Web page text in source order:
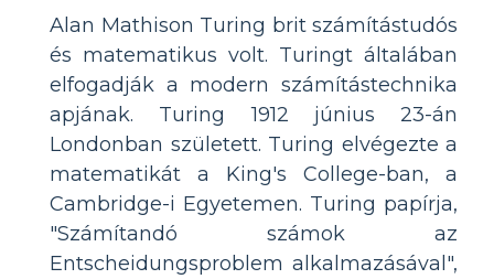
Alan Mathison Turing brit számítástudós
és matematikus volt. Turingt általában
elfogadják a modern számítástechnika
apjának. Turing 1912 június 23-án
Londonban született. Turing elvégezte a
matematikát a King's College-ban, a
Cambridge-i Egyetemen. Turing papírja,
"Számítandó számok az
Entscheidungsproblem alkalmazásával",